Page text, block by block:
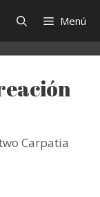
Menú
Carpatia